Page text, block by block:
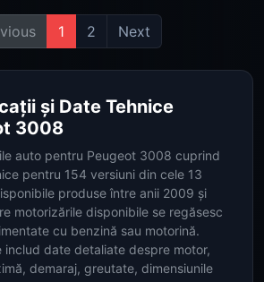
1 2 Next
și Date Tehnice
3008
auto pentru Peugeot 3008 cuprind
pentru 154 versiuni din cele 13
produse între anii 2009 și
motorizările disponibile se regăsesc
cu benzină sau motorină.
includ date detaliate despre motor,
demaraj, greutate, dimensiunile